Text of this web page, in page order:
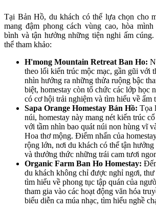
Tại Bản Hồ, du khách có thể lựa chọn cho
mang đậm phong cách vùng cao, hòa
bình và tận hưởng những tiện nghi ấm
thể tham khảo:
H'mong Mountain Retreat Ban Ho:
theo lối kiến trúc mộc mạc, gần gũi với
nhìn hướng ra những thửa ruộng bậc
biệt, homestay còn tổ chức các lớp học
có cơ hội trải nghiệm và tìm hiểu về ẩm
Sapa Orange Homestay Bản Hồ: Tọa
núi, homestay này mang nét kiến trúc
với tầm nhìn bao quát núi non hùng vĩ
Hoa thơ mộng. Điểm nhấn của
rộng lớn, nơi du khách có thể tận
và thưởng thức những trái cam tươi
Organic Farm Ban Ho Homestay:
du khách không chỉ được nghỉ ngơi,
tìm hiểu về phong tục tập quán của
tham gia vào các hoạt động văn hóa
biểu diễn ca múa nhạc, tìm hiểu nghề